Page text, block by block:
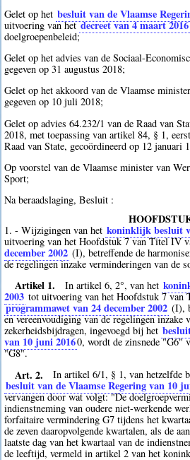
Gelet op het besluit van de Vlaamse
uitvoering van hetdecreet van 4 maart 2016
doelgroepenbeleid;
Gelet op het advies van de Sociaal-
gegeven op 31 augustus 2018;
Gelet op het akkoord van de Vlaamse
gegeven op 10 juli 2018;
Gelet op advies 64.232/1 van de Raad van
2018, met toepassing van artikel 84, § 1,
Raad van State, gecoördineerd op 12 januari
Op voorstel van de Vlaamse minister van
Sport;
Na beraadslaging, Besluit :
1. - Wijzigingen van het koninklijk besluit
uitvoering van het Hoofdstuk 7 van Titel IV
december 2002 (I), betreffende de
de regelingen inzake verminderingen van de
Artikel 1. In artikel 6, 2°, van het
2003 tot uitvoering van het Hoofdstuk 7 van
programmawet van 24 december 2002 (I),
en vereenvoudiging van de regelingen inzake
zekerheidsbijdragen, ingevoegd bij het
van 10 juni 20160, wordt de zinsnede "G6"
"G8".
Art. 2. In artikel 6/1, § 1, van hetzelfde
besluit van de Vlaamse Regering van 10
vervangen door wat volgt: "De
indienstneming van oudere niet-werkende
forfaitaire vermindering G7 tijdens het
de zeven daaropvolgende kwartalen, als de
laatste dag van het kwartaal van de
de leeftijd, vermeld in artikel 2 van het